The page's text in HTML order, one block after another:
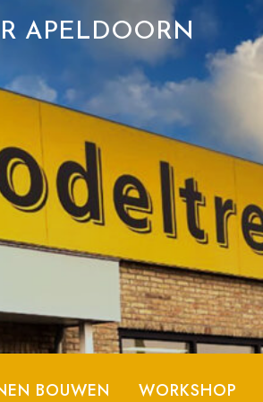
APELDOORN
BOUWEN WORKSHOP